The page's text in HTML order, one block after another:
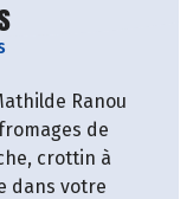
Ranou
de
crottin à
dans votre